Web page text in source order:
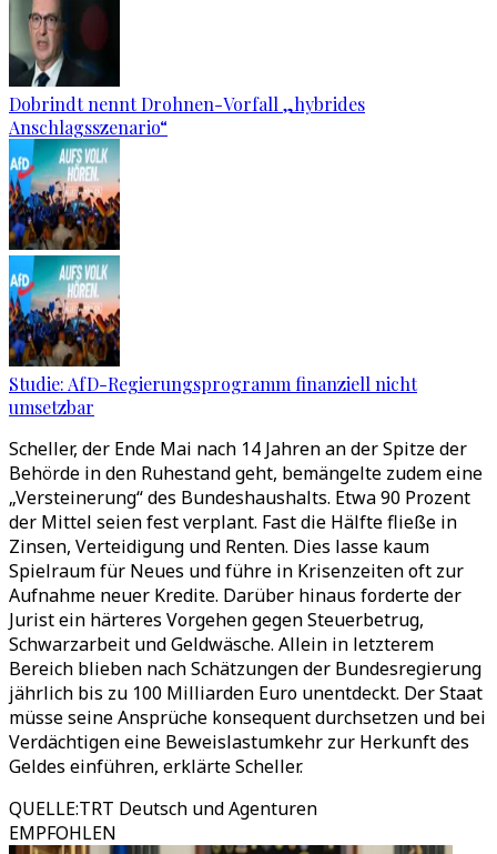
Dobrindt nennt Drohnen-Vorfall „hybrides
Anschlagsszenario“
Studie: AfD-Regierungsprogramm finanziell nicht
umsetzbar
Scheller, der Ende Mai nach 14 Jahren an der Spitze der
Behörde in den Ruhestand geht, bemängelte zudem eine
„Versteinerung“ des Bundeshaushalts. Etwa 90 Prozent
der Mittel seien fest verplant. Fast die Hälfte fließe in
Zinsen, Verteidigung und Renten. Dies lasse kaum
Spielraum für Neues und führe in Krisenzeiten oft zur
Aufnahme neuer Kredite. Darüber hinaus forderte der
Jurist ein härteres Vorgehen gegen Steuerbetrug,
Schwarzarbeit und Geldwäsche. Allein in letzterem
Bereich blieben nach Schätzungen der Bundesregierung
jährlich bis zu 100 Milliarden Euro unentdeckt. Der Staat
müsse seine Ansprüche konsequent durchsetzen und bei
Verdächtigen eine Beweislastumkehr zur Herkunft des
Geldes einführen, erklärte Scheller.
QUELLE:TRT Deutsch und Agenturen
EMPFOHLEN